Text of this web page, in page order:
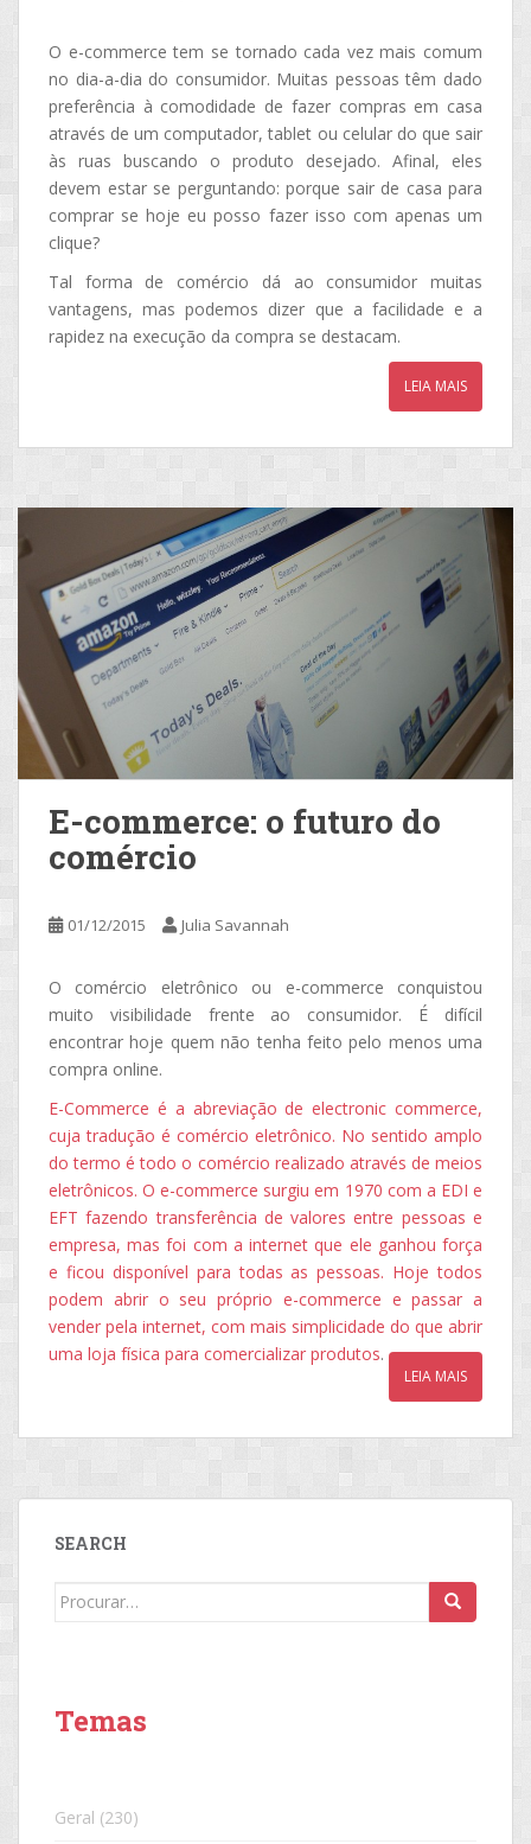
O e-commerce tem se tornado cada vez mais comum
no dia-a-dia do consumidor. Muitas pessoas têm dado
preferência à comodidade de fazer compras em casa
através de um computador, tablet ou celular do que sair
às ruas buscando o produto desejado. Afinal, eles
devem estar se perguntando: porque sair de casa para
comprar se hoje eu posso fazer isso com apenas um
clique?
Tal forma de comércio dá ao consumidor muitas
vantagens, mas podemos dizer que a facilidade e a
rapidez na execução da compra se destacam.
LEIA MAIS
E-commerce: o futuro do
comércio
01/12/2015 Julia Savannah
O comércio eletrônico ou e-commerce conquistou
muito visibilidade frente ao consumidor. É difícil
encontrar hoje quem não tenha feito pelo menos uma
compra online.
E-Commerce é a abreviação de electronic commerce,
cuja tradução é comércio eletrônico. No sentido amplo
do termo é todo o comércio realizado através de meios
eletrônicos. O e-commerce surgiu em 1970 com a EDI e
EFT fazendo transferência de valores entre pessoas e
empresa, mas foi com a internet que ele ganhou força
e ficou disponível para todas as pessoas. Hoje todos
podem abrir o seu próprio e-commerce e passar a
vender pela internet, com mais simplicidade do que abrir
uma loja física para comercializar produtos.
LEIA MAIS
SEARCH
Search
Temas
Geral (230)